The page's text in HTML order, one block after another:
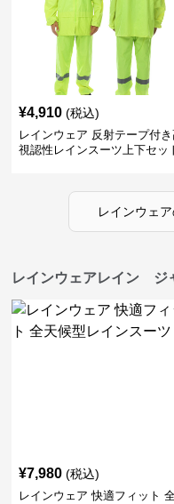
¥4,910 (税込)
レインウェア 反射テープ付
視認性レインスーツ上下セッ
レインウェア
レインウェアレイン ジ
¥7,980 (税込)
レインウェア 快適フィット